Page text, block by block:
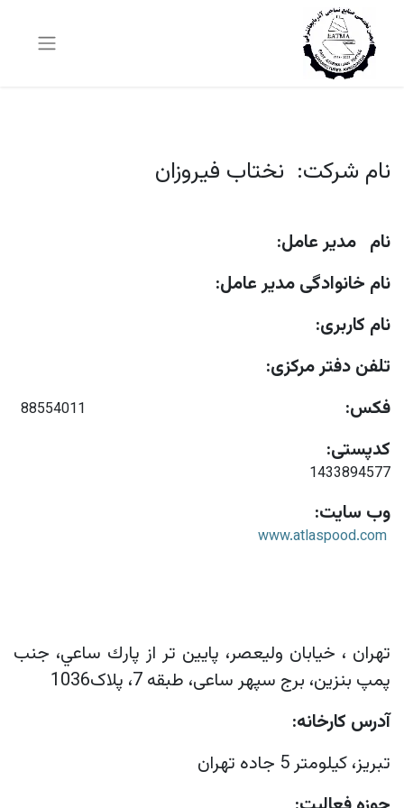
نام شرکت: نختاب فیروزان
نام مدیر عامل:
نام خانوادگی مدیر عامل:
نام کاربری:
تلفن دفتر مرکزی:
فکس:
کدپستی:
1433894577
وب سایت:
www.atlaspood.com
تهران ، خيابان وليعصر، پايين تر از پارك ساعي، جنب
پمپ بنزين، برج سپهر ساعى، طبقه 7، پلاک1036
آدرس کارخانه:
تبريز، كيلومتر 5 جاده تهران